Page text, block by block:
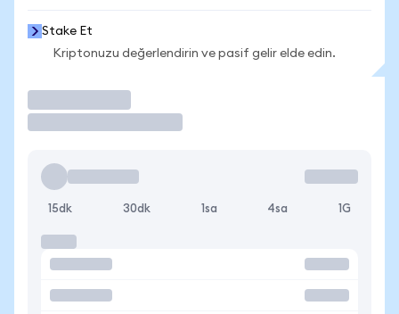
Stake Et
Kriptonuzu değerlendirin ve pasif gelir elde edin.
15dk 30dk 1sa 4sa 1G